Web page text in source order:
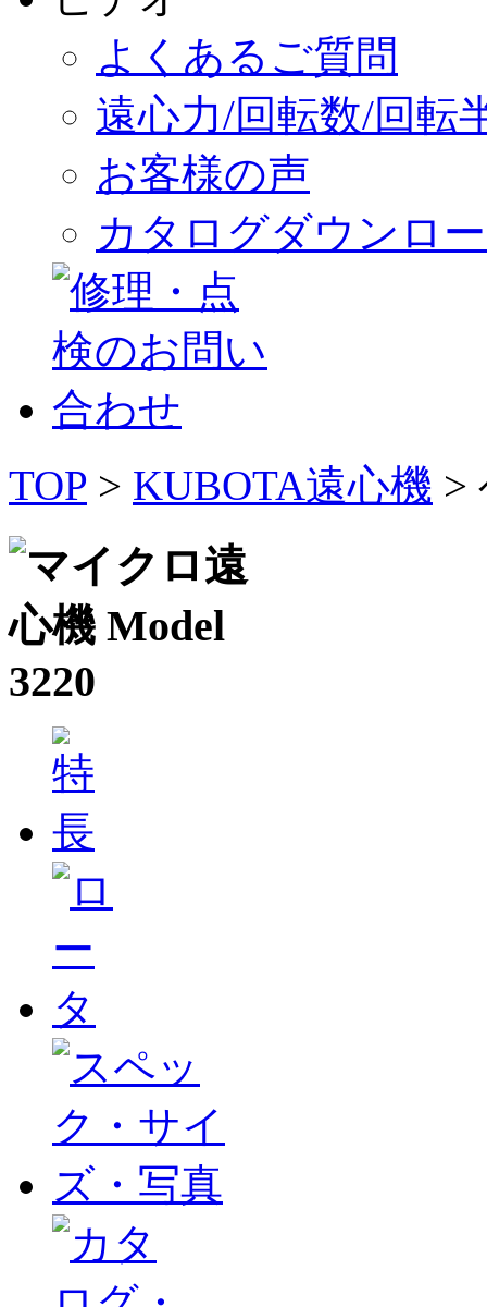
よくあるご質問
遠心力/回転数/回転
お客様の声
カタログダウンロ
TOP > KUBOTA遠心機 >